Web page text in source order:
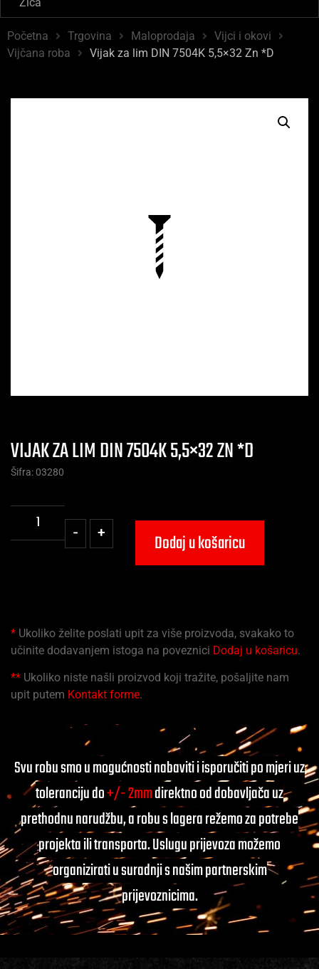
Početna Trgovina Maloprodaja
Vijci i okovi
Vijčana roba
Vijak za lim DIN 7504K 5,5×32 Zn *D
VIJAK ZA LIM DIN 7504K 5,5×32 ZN *D
Šifra: 03280
- + Dodaj u košaricu
* Ukoliko želite poslati upit za više proizvoda, svakako to
učinite dodavanjem istoga na poveznici Dodaj u košaricu.
** Ukoliko niste našli proizvod koji tražite, pošaljite nam
upit putem Kontakt forme.
Svu robu smo u mogućnosti nabaviti i isporučiti po mjeri uz
toleranciju do+/- 2mmdirektno od dobavljača uz
prethodnu narudžbu, a robu s lagera režemo za potrebe
projekta ili transporta. Uslugu prijevoza možemo
organizirati u suradnji s našim partnerskim
prijevoznicima.